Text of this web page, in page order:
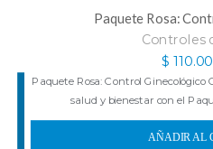
Paquete Rosa:
Controles
$
Paquete Rosa: Control
salud y bienestar con el
AÑADIR AL